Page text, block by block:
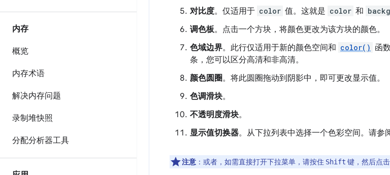
内存
概览
内存术语
解决内存问题
录制堆快照
分配分析器工具
对比度。仅适用于 color 值。这就是 color 和
调色板。点击一个方块，将颜色更改为该方块的颜色。
色域边界。此行仅适用于新的颜色空间和 color() 函
条，您可以区分高清和非高清。
颜色圆圈。将此圆圈拖动到阴影中，即可更改显示值。
色调滑块。
不透明度滑块。
显示值切换器。从下拉列表中选择一个色彩空间。请参
注意 ：或者，如需直接打开下拉菜单，请按住 Shift 键，然后点